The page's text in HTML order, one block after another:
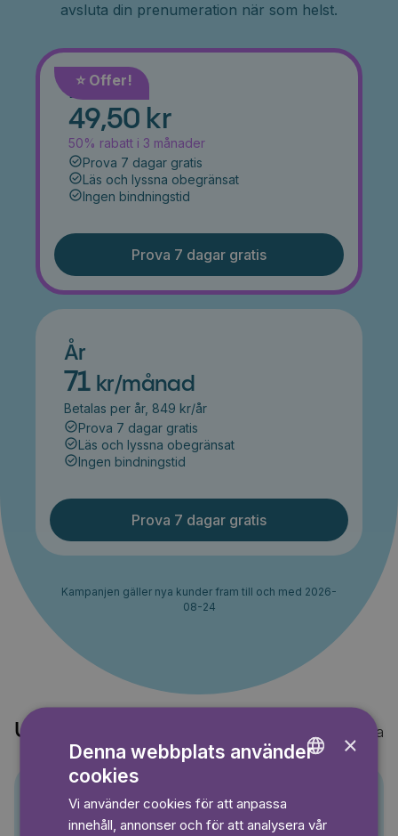
avsluta din prenumeration när som helst.
⭐️ Offer!
Månad
49,50 kr
50% rabatt i 3 månader
Prova 7 dagar gratis
Läs och lyssna obegränsat
Ingen bindningstid
Prova 7 dagar gratis
År
71 kr/månad
Betalas per år, 849 kr/år
Prova 7 dagar gratis
Läs och lyssna obegränsat
Ingen bindningstid
Prova 7 dagar gratis
Kampanjen gäller nya kunder fram till och med 2026-
08-24
Upptäck också Visa alla
×
Denna webbplats använder
cookies
Vi använder cookies för att anpassa
innehåll, annonser och för att analysera vår